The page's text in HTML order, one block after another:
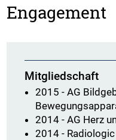
Engagement
Mitgliedschaft
2015 - AG
2014 - AG Herz
2014 -